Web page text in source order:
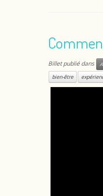
Billet publié dans
bien-être